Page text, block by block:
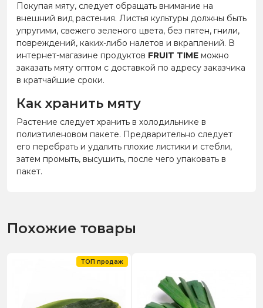
Покупая мяту, следует обращать внимание на
внешний вид растения. Листья культуры должны быть
упругими, свежего зеленого цвета, без пятен, гнили,
повреждений, каких-либо налетов и вкраплений. В
интернет-магазине продуктов FRUIT TIME можно
заказать мяту оптом с доставкой по адресу заказчика
в кратчайшие сроки.
Как хранить мяту
Растение следует хранить в холодильнике в
полиэтиленовом пакете. Предварительно следует
его перебрать и удалить плохие листики и стебли,
затем промыть, высушить, после чего упаковать в
пакет.
Похожие товары
ТОП продаж